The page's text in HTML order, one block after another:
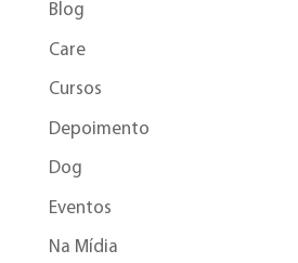
Blog
Care
Cursos
Depoimento
Dog
Eventos
Na Mídia